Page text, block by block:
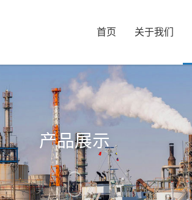
首页 关于我们
产品展示